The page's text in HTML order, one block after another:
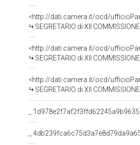
<http://dati.camera.it/ocd/
SEGRETARIO di XII COMMISSIONE
<http://dati.camera.it/ocd/
SEGRETARIO di XII COMMISSIONE
<http://dati.camera.it/ocd/
SEGRETARIO di XII COMMISSIONE